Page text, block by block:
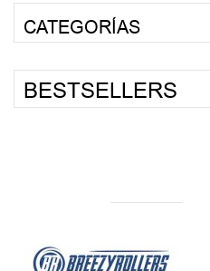
CATEGORÍAS
BESTSELLERS